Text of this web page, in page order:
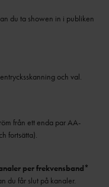
du ta showen in i publiken
och val.
från ett enda par AA-
fortsätta).
per frekvensband*
du får slut på kanaler.